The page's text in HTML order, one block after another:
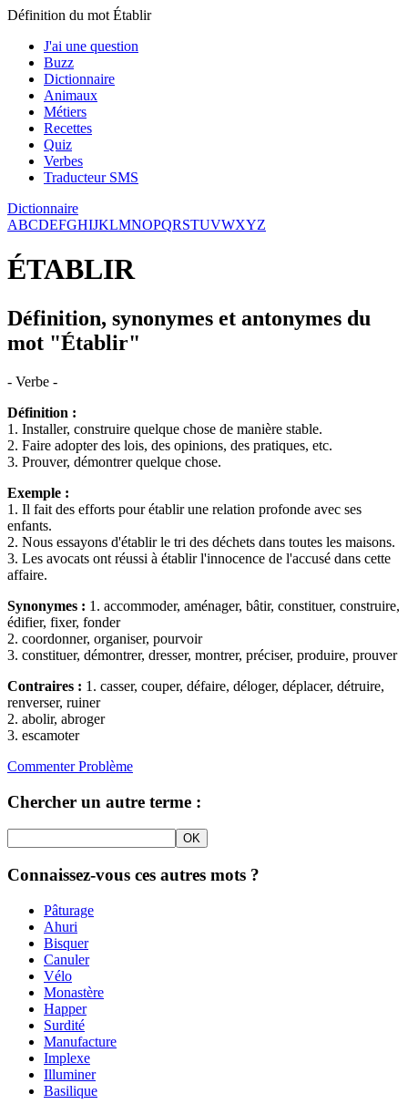
Définition du mot Établir
J'ai une question
Buzz
Dictionnaire
Animaux
Métiers
Recettes
Quiz
Verbes
Traducteur SMS
Dictionnaire
ABCDEFGHIJKLMNOPQRSTUVWXYZ
ÉTABLIR
Définition, synonymes et antonymes du
mot "Établir"
- Verbe -
Définition :
1. Installer, construire quelque chose de manière stable.
2. Faire adopter des lois, des opinions, des pratiques, etc.
3. Prouver, démontrer quelque chose.
Exemple :
1. Il fait des efforts pour établir une relation profonde avec ses
enfants.
2. Nous essayons d'établir le tri des déchets dans toutes les maisons.
3. Les avocats ont réussi à établir l'innocence de l'accusé dans cette
affaire.
Synonymes : 1. accommoder, aménager, bâtir, constituer, construire,
édifier, fixer, fonder
2. coordonner, organiser, pourvoir
3. constituer, démontrer, dresser, montrer, préciser, produire, prouver
Contraires : 1. casser, couper, défaire, déloger, déplacer, détruire,
renverser, ruiner
2. abolir, abroger
3. escamoter
CommenterProblème
Chercher un autre terme :
Connaissez-vous ces autres mots ?
Pâturage
Ahuri
Bisquer
Canuler
Vélo
Monastère
Happer
Surdité
Manufacture
Implexe
Illuminer
Basilique